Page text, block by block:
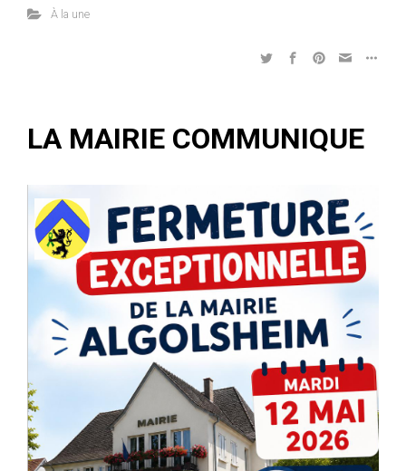
À la une
LA MAIRIE COMMUNIQUE